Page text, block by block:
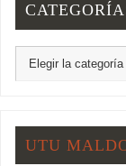
UTU